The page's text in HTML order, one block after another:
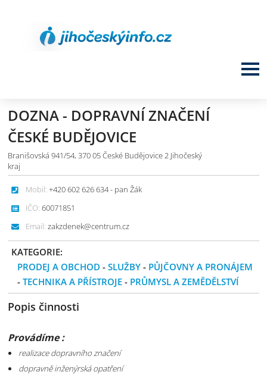
DOZNA - DOPRAVNÍ ZNAČENÍ
ČESKÉ BUDĚJOVICE
Branišovská 941/54, 370 05 České Budějovice 2 Jihočeský
kraj
Mobil: +420 602 626 634 - pan Žák
IČO: 60071851
Email: zakzdenek@centrum.cz
KATEGORIE:
PRODEJ A OBCHOD -SLUŽBY - PŮJČOVNY A PRONÁJEM
-TECHNIKA A PŘÍSTROJE- PRŮMYSL A ZEMĚDĚLSTVÍ
Popis činnosti
Provádíme :
realizace dopravního značení
dopravně inženýrská opatření